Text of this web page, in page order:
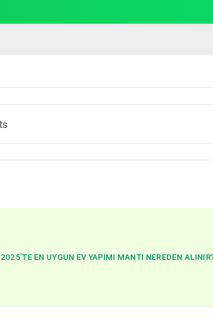
2025’TE EN UYGUN EV YAPIMI MANTI NEREDEN